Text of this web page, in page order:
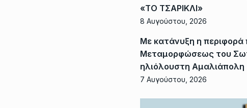
«ΤΟ ΤΣΑΡΙΚΛΙ»
8 Αυγούστου, 2026
Με κατάνυξη η
Μεταμορφώσεως του
ηλιόλουστη Αμαλιάπολη
7 Αυγούστου, 2026